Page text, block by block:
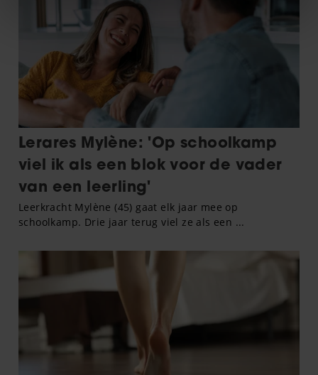
We gebruiken cookies om content en advertenties te
personaliseren, om functies voor social media te bieden
en om ons websiteverkeer te analyseren. Ook delen we
informatie over uw gebruik van onze site met onze
partners voor social media, adverteren en analyse. Deze
partners kunnen deze gegevens combineren met andere
informatie die u aan ze heeft verstrekt of die ze hebben
verzameld op basis van uw gebruik van hun services. U
gaat akkoord met onze cookies als u onze website blijft
gebruiken.